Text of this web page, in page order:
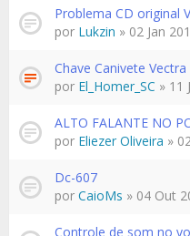
Problema CD original
por Lukzin » 02 Jan
Chave Canivete Vectra
por El_Homer_SC » 11
ALTO FALANTE NO
por Eliezer Oliveira »
Dc-607
por CaioMs » 04 Out
Controle de som no